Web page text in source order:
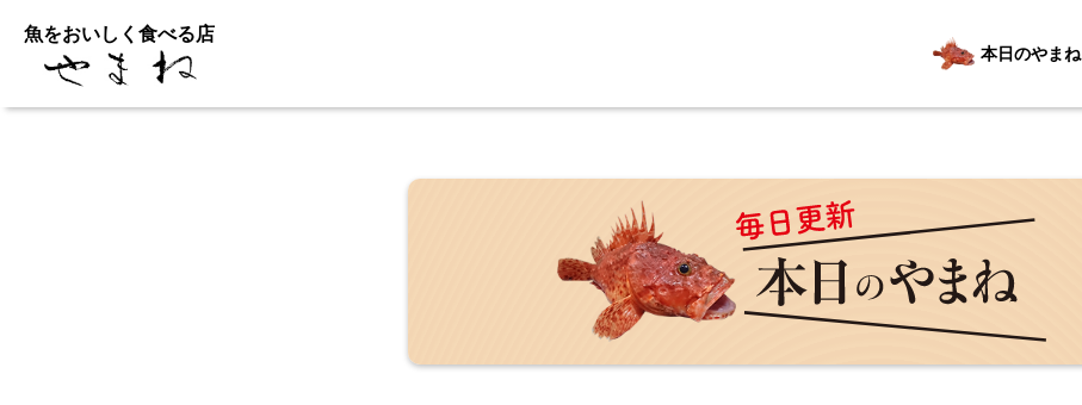
魚をおいしく食べる店
本日のやまね